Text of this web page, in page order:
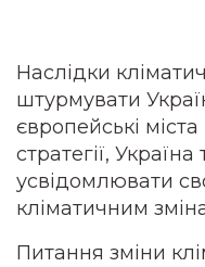
Наслідки
штурмувати
європейські міста
стратегії,
усвідомлювати
кліматичним
Питання зміни